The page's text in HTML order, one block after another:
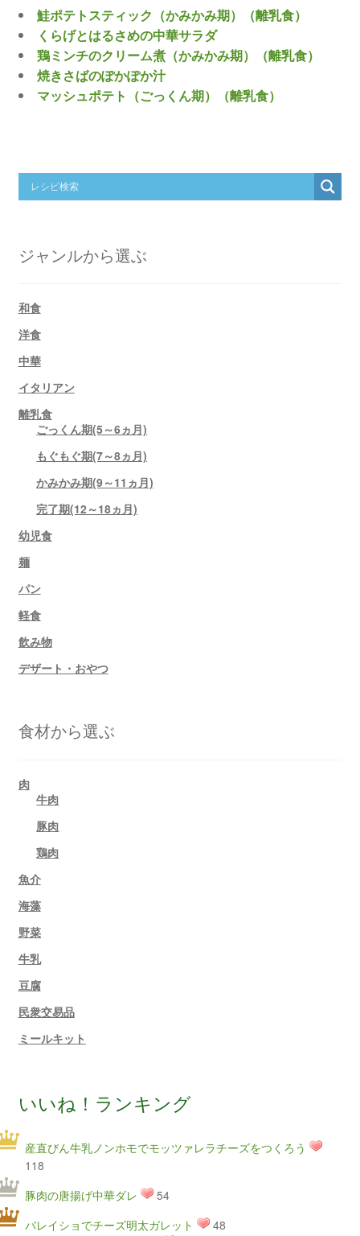
鮭ポテトスティック（かみかみ期）（離乳食）
くらげとはるさめの中華サラダ
鶏ミンチのクリーム煮（かみかみ期）（離乳食）
焼きさばのぽかぽか汁
マッシュポテト（ごっくん期）（離乳食）
ジャンルから選ぶ
和食
洋食
中華
イタリアン
離乳食
ごっくん期(5～6ヵ月)
もぐもぐ期(7～8ヵ月)
かみかみ期(9～11ヵ月)
完了期(12～18ヵ月)
幼児食
麺
パン
軽食
飲み物
デザート・おやつ
食材から選ぶ
肉
牛肉
豚肉
鶏肉
魚介
海藻
野菜
牛乳
豆腐
民衆交易品
ミールキット
いいね！ランキング
産直びん牛乳ノンホモでモッツァレラチーズをつくろう
118
豚肉の唐揚げ中華ダレ
54
バレイショでチーズ明太ガレット
48